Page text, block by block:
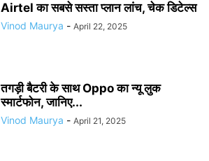
Airtel का सबसे सस्ता प्लान लांच, चेक डिटेल्स
Vinod Maurya - April 22, 2025
तगड़ी बैटरी के साथ Oppo का न्यू लुक
स्मार्टफोन, जानिए...
Vinod Maurya - April 21, 2025